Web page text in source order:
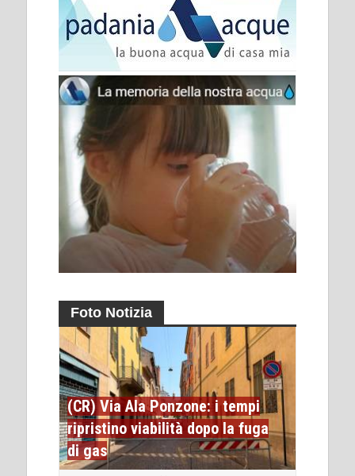
Foto Notizia
(CR) Via Ala Ponzone: i tempi
ripristino viabilità dopo la fuga
di gas